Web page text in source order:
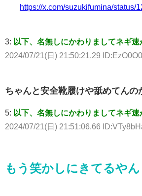
https://x.com/suzukifumina/status/
3: 以下、名無しにかわりましてネギ
2024/07/21(日) 21:50:21.29
ちゃんと安全靴履けや舐めてんの
5: 以下、名無しにかわりましてネギ
2024/07/21(日) 21:51:06.66
もう笑かしにきてるやん